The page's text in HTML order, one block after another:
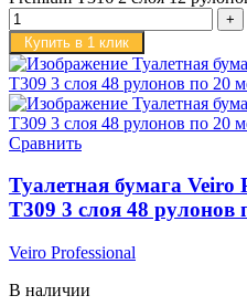
Купить в 1 клик
Сравнить
Туалетная бумага Veiro
T309 3 слоя 48 рулонов
Veiro Professional
В наличии